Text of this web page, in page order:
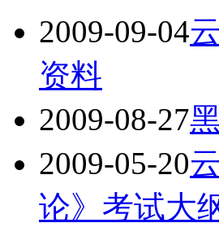
2009-09-04
资料
2009-08-27
2009-05-20
论》考试大